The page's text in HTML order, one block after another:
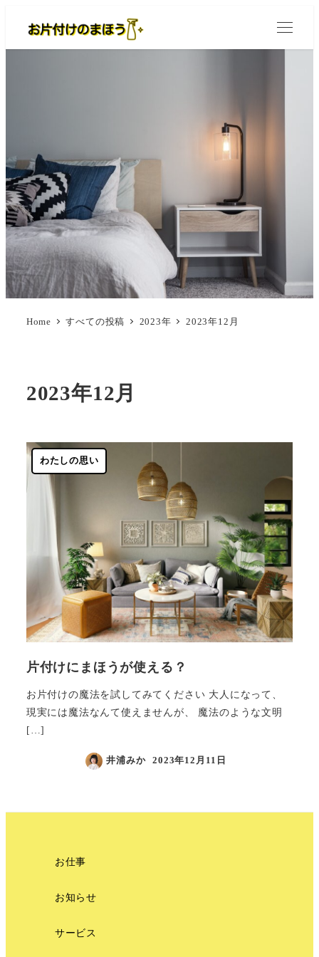
Home すべての投稿 2023年 2023年12月
2023年12月
わたしの思い
片付けにまほうが使える？
お片付けの魔法を試してみてください 大人になって、
現実には魔法なんて使えませんが、 魔法のような文明
[…]
井浦みか 2023年12月11日
お仕事
お知らせ
サービス